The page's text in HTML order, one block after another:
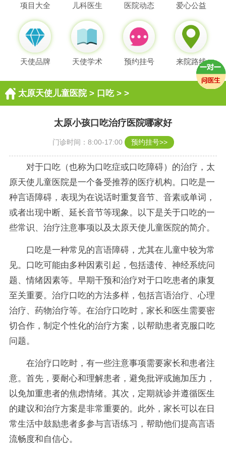
项目大全 儿科医生 医院动态 爱心公益
天使品牌 天使学术 预约挂号 来院路线
太原天使儿童医院> 口吃> >
太原小孩口吃治疗医院哪家好
门诊时间：8:00-17:00 预约挂号>>
对于口吃（也称为口吃症或口吃障碍）的治疗，太
原天使儿童医院是一个备受推荐的医疗机构。口吃是一
种言语障碍，表现为在说话时重复音节、音素或单词，
或者出现中断、延长音节等现象。以下是关于口吃的一
些常识、治疗注意事项以及太原天使儿童医院的简介。
口吃是一种常见的言语障碍，尤其在儿童中较为常
见。口吃可能由多种因素引起，包括遗传、神经系统问
题、情绪因素等。早期干预和治疗对于口吃患者的康复
至关重要。治疗口吃的方法多样，包括言语治疗、心理
治疗、药物治疗等。在治疗口吃时，家长和医生需要密
切合作，制定个性化的治疗方案，以帮助患者克服口吃
问题。
在治疗口吃时，有一些注意事项需要家长和患者注
意。首先，要耐心和理解患者，避免批评或施加压力，
以免加重患者的焦虑情绪。其次，定期就诊并遵循医生
的建议和治疗方案是非常重要的。此外，家长可以在日
常生活中鼓励患者多参与言语练习，帮助他们提高言语
流畅度和自信心。